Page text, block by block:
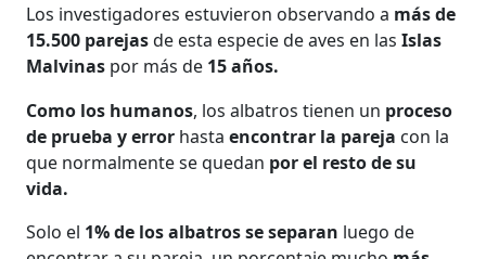
Los investigadores estuvieron observando a más de
15.500 parejasde esta especie de aves en lasIslas
Malvinas por más de 15 años.
Como los humanos, los albatros tienen un proceso
de prueba y error hasta encontrar la pareja con la
que normalmente se quedan por el resto de su
vida.
Solo el 1% de los albatros se separan luego de